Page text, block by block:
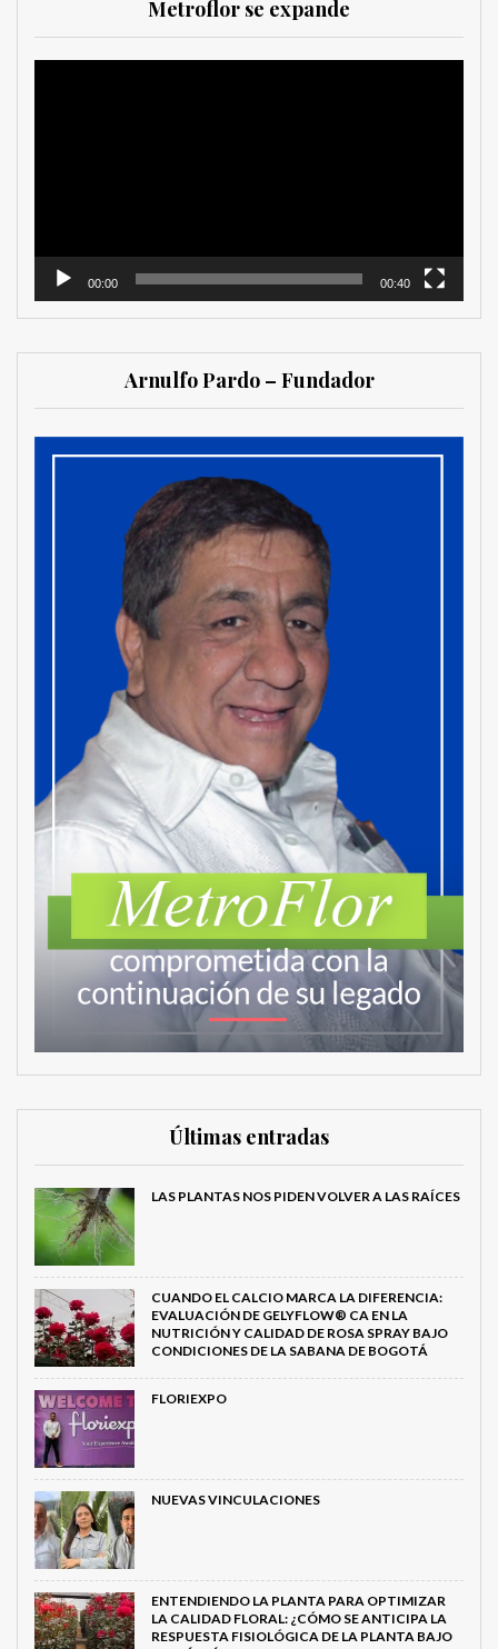
Metroflor se expande
00:00 00:40
Arnulfo Pardo – Fundador
Últimas entradas
LAS PLANTAS NOS PIDEN VOLVER A LAS RAÍCES
CUANDO EL CALCIO MARCA LA DIFERENCIA:
EVALUACIÓN DE GELYFLOW® CA EN LA
NUTRICIÓN Y CALIDAD DE ROSA SPRAY BAJO
CONDICIONES DE LA SABANA DE BOGOTÁ
FLORIEXPO
NUEVAS VINCULACIONES
ENTENDIENDO LA PLANTA PARA OPTIMIZAR
LA CALIDAD FLORAL: ¿CÓMO SE ANTICIPA LA
RESPUESTA FISIOLÓGICA DE LA PLANTA BAJO